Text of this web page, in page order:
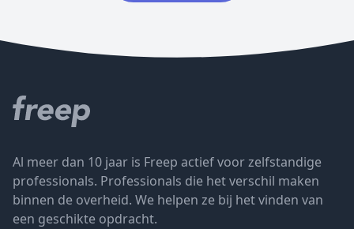
Al meer dan 10 jaar is Freep actief voor zelfstandige
professionals. Professionals die het verschil maken
binnen de overheid. We helpen ze bij het vinden van
een geschikte opdracht.